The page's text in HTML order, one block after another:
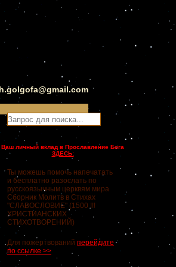
Ваш личный вклад в Прославление Бога
ЗДЕСЬ:
Ты можешь помочь напечатать
и бесплатно разослать по
русскоязычным церквям мира
Сборник Молитв в Стихах
"СЛАВОСЛОВИЕ" (1500 !!!
ХРИСТИАНСКИХ
СТИХОТВОРЕНИЙ)
Для пожертвований перейдите
по ссылке >>